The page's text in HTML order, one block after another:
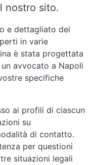
nostro sito.
e dettagliato dei
in varie
è stata progettata
avvocato a Napoli
specifiche
ai profili di ciascun
su
di contatto.
per questioni
situazioni legali